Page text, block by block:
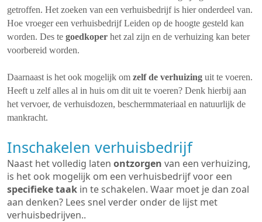
getroffen. Het zoeken van een verhuisbedrijf is hier onderdeel van.
Hoe vroeger een verhuisbedrijf Leiden op de hoogte gesteld kan
worden. Des te goedkoper het zal zijn en de verhuizing kan beter
voorbereid worden.
Daarnaast is het ook mogelijk om zelf de verhuizing uit te voeren.
Heeft u zelf alles al in huis om dit uit te voeren? Denk hierbij aan
het vervoer, de verhuisdozen, beschermmateriaal en natuurlijk de
mankracht.
Inschakelen verhuisbedrijf
Naast het volledig laten ontzorgen van een verhuizing,
is het ook mogelijk om een verhuisbedrijf voor een
specifieke taak in te schakelen. Waar moet je dan zoal
aan denken? Lees snel verder onder de lijst met
verhuisbedrijven..